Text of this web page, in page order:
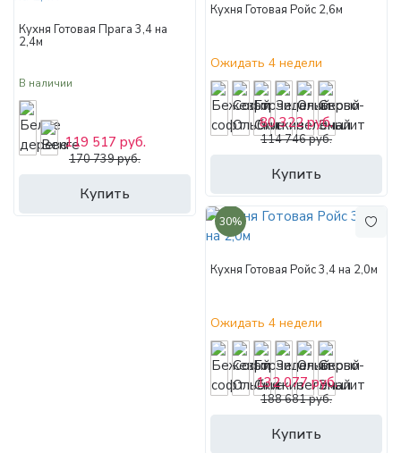
Кухня Готовая Прага 3,4 на
2,4м
В наличии
Купить
119 517 руб.
170 739 руб.
Кухня Готовая Ройс 2,6м
Ожидать 4 недели
Купить
80 322 руб.
114 746 руб.
30%
Кухня Готовая Ройс 3,4 на 2,0м
Ожидать 4 недели
Купить
132 077 руб.
188 681 руб.